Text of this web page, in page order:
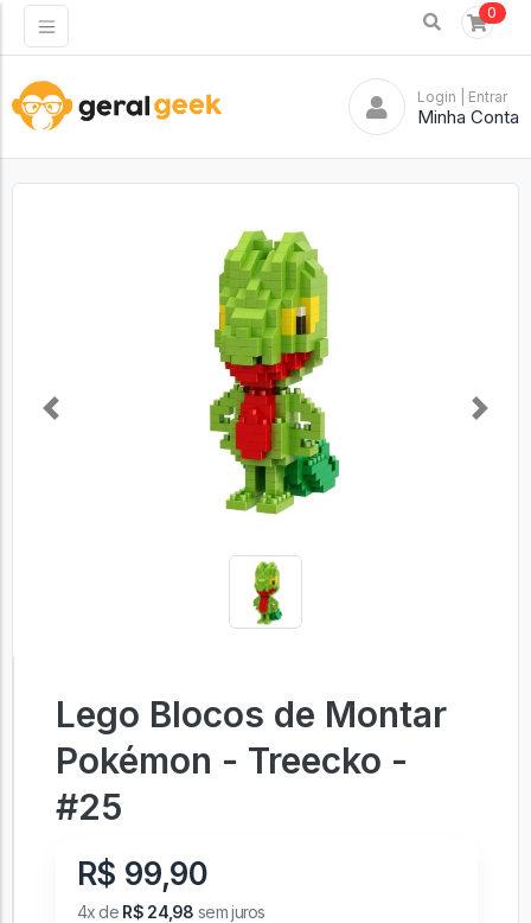
0
Login | Entrar
Minha Conta
Previous Next
Lego Blocos de Montar
Pokémon - Treecko -
#25
R$ 99,90
4x de R$ 24,98 sem juros